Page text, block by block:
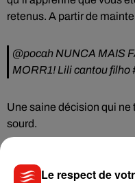
retenus. A partir de
@pocah NUNCA MAIS
MORR1! Lili cantou filho
Une saine décision qui ne
sourd.
Le respect de